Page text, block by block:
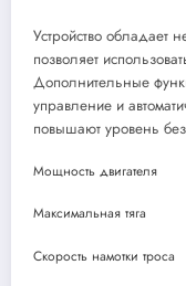
Устройство обладает
позволяет
Дополнительные
управление и
повышают уровень
Мощность двигателя
Максимальная тяга
Скорость намотки троса